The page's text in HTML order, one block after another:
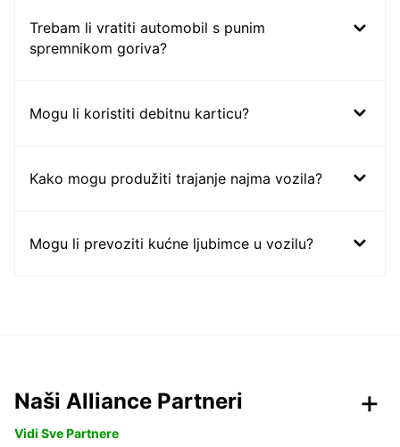
Trebam li vratiti automobil s punim
spremnikom goriva?
Mogu li koristiti debitnu karticu?
Kako mogu produžiti trajanje najma vozila?
Mogu li prevoziti kućne ljubimce u vozilu?
Naši Alliance Partneri
Vidi Sve Partnere